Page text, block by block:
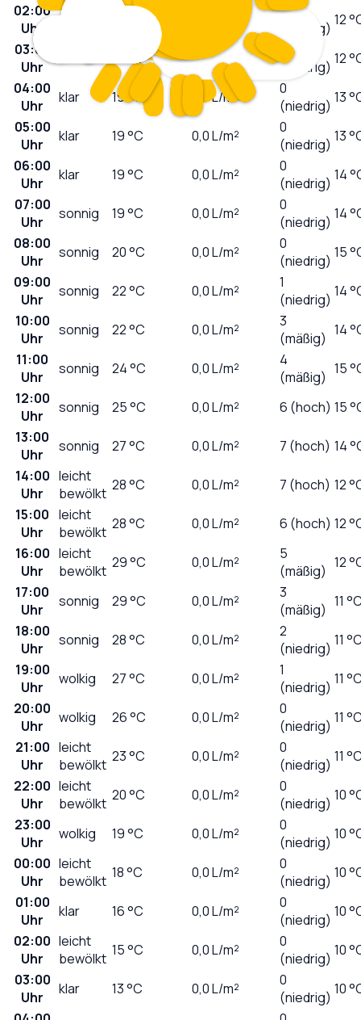
02:00
Uhr
klar
0
(niedrig) 12
03:00
Uhr
°C 0,0L/m²
(niedrig) 12
04:00
Uhr
klar 19 °C 0,0L/m²
0
(niedrig) 13
05:00
Uhr
klar 19°C 0,0L/m²
0
(niedrig) 13
06:00
Uhr
klar 19°C 0,0L/m²
0
(niedrig) 14
07:00
Uhr
sonnig 19°C 0,0L/m²
0
(niedrig) 14
08:00
Uhr
sonnig 20°C 0,0L/m²
0
(niedrig) 15
09:00
Uhr
sonnig 22°C 0,0L/m²
1
(niedrig) 14
10:00
Uhr
sonnig 22°C 0,0L/m²
3
(mäßig) 14
11:00
Uhr
sonnig 24°C 0,0L/m²
4
(mäßig) 15
12:00
Uhr
sonnig 25°C 0,0L/m² 6 (hoch) 15
13:00
Uhr
sonnig 27°C 0,0L/m² 7 (hoch) 14
14:00
Uhr
leicht
bewölkt 28°C 0,0L/m² 7 (hoch) 12
15:00
Uhr
leicht
bewölkt 28°C 0,0L/m² 6 (hoch) 12
16:00
Uhr
leicht
bewölkt 29°C 0,0L/m²
5
(mäßig) 12
17:00
Uhr
sonnig 29°C 0,0L/m²
3
(mäßig) 11
18:00
Uhr
sonnig 28°C 0,0L/m²
2
(niedrig) 11
19:00
Uhr
wolkig 27°C 0,0L/m²
1
(niedrig) 11
20:00
Uhr
wolkig 26°C 0,0L/m²
0
(niedrig) 11
21:00
Uhr
leicht
bewölkt 23°C 0,0L/m²
0
(niedrig) 11
22:00
Uhr
leicht
bewölkt 20°C 0,0L/m²
0
(niedrig) 10
23:00
Uhr
wolkig 19°C 0,0L/m²
0
(niedrig) 10
00:00
Uhr
leicht
bewölkt 18°C 0,0L/m²
0
(niedrig) 10
01:00
Uhr
klar 16°C 0,0L/m²
0
(niedrig) 10
02:00
Uhr
leicht
bewölkt 15°C 0,0L/m²
0
(niedrig) 10
03:00
Uhr
klar 13°C 0,0L/m²
0
(niedrig) 10